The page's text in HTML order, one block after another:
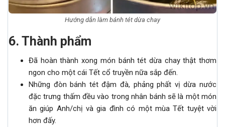
Hướng dẫn làm bánh tét dừa chay
6. Thành phẩm
Đã hoàn thành xong món bánh tét dừa chay thật thơm
ngon cho một cái Tết cổ truyền nữa sắp đến.
Những đòn bánh tét đậm đà, phảng phất vị dừa nước
đặc trưng thấm đều vào trong nhân bánh sẽ là một món
ăn giúp Anh/chị và gia đình có một mùa Tết tuyệt vời
hơn đấy.